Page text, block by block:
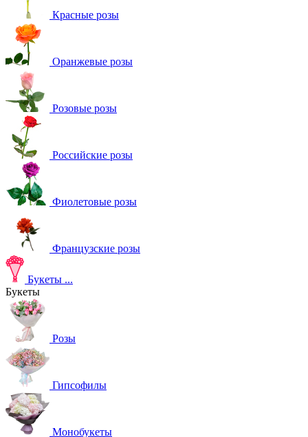
Красные розы
Оранжевые розы
Розовые розы
Российские розы
Фиолетовые розы
Французские розы
Букеты ...
Букеты
Розы
Гипсофилы
Монобукеты